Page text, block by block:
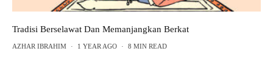
Tradisi Berselawat Dan Memanjangkan Berkat
AZHAR IBRAHIM · 1 YEAR AGO · 8 MIN READ